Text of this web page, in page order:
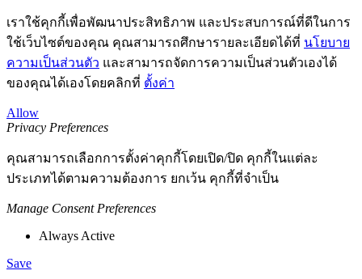
เราใช้คุกกี้เพื่อพัฒนาประสิทธิภาพ และประสบการณ์ที่ดีในการ
ใช้เว็บไซต์ของคุณ คุณสามารถศึกษารายละเอียดได้ที่ นโยบาย
ความเป็นส่วนตัว และสามารถจัดการความเป็นส่วนตัวเองได้
ของคุณได้เองโดยคลิกที่ ตั้งค่า
Allow
Privacy Preferences
คุณสามารถเลือกการตั้งค่าคุกกี้โดยเปิด/ปิด คุกกี้ในแต่ละ
ประเภทได้ตามความต้องการ ยกเว้น คุกกี้ที่จำเป็น
Manage Consent Preferences
Always Active
Save